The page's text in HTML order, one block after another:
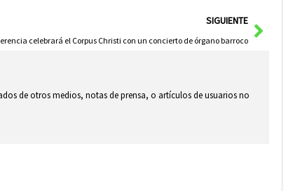
SIGUIENTE
celebrará el Corpus Christi con un concierto de órgano barroco
de otros medios, notas de prensa, o artículos de usuarios no